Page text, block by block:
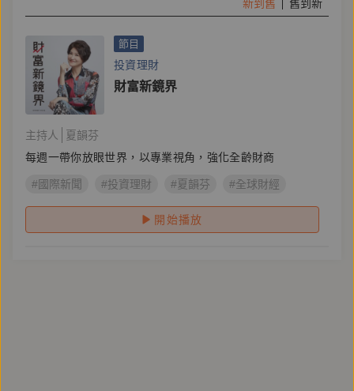
新到舊 舊到新
節目
投資理財
財富新鏡界
主持人
夏韻芬
每週一帶你放眼世界，以專業視角，強化全齡財商
#國際新聞 #投資理財 #夏韻芬 #全球財經
開始播放